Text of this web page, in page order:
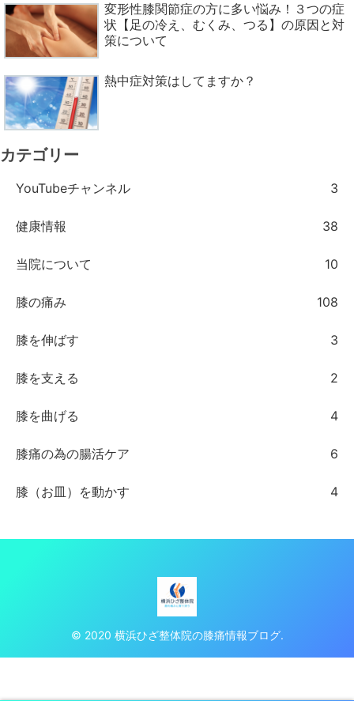
変形性膝関節症の方に多い悩み！３つの症
状【足の冷え、むくみ、つる】の原因と対
策について
熱中症対策はしてますか？
カテゴリー
YouTubeチャンネル 3
健康情報 38
当院について 10
膝の痛み 108
膝を伸ばす 3
膝を支える 2
膝を曲げる 4
膝痛の為の腸活ケア 6
膝（お皿）を動かす 4
© 2020 横浜ひざ整体院の膝痛情報ブログ.